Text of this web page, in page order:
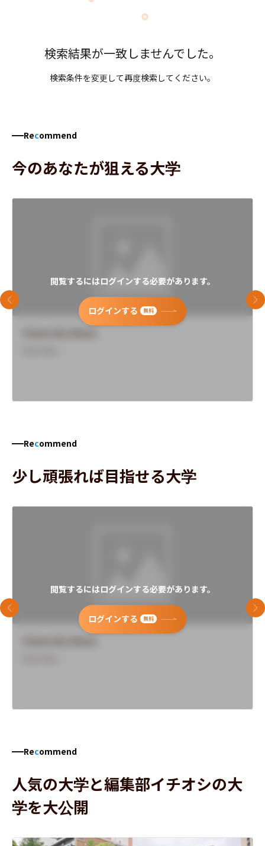
検索結果が一致しませんでした。
検索条件を変更して再度検索してください。
Recommend
今のあなたが狙える大学
閲覧するにはログインする必要があります。
ログインする 無料
前のスライド 次
Recommend
少し頑張れば目指せる大学
閲覧するにはログインする必要があります。
ログインする 無料
前のスライド 次
Recommend
人気の大学と編集部イチオシの大
学を大公開